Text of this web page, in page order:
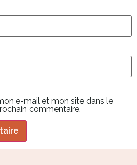
e-mail et mon site dans le
commentaire.